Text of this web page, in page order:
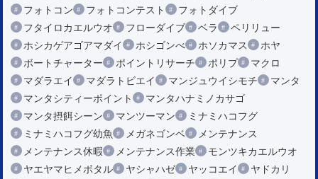
フォトコン
フォトコンテスト
フォトダイブ
フタイロカエルウオ
フローダイブ ベラ
ペリリュー
ホシカゲアゴアマダイ
ホシゴンべ ホソカマス
ホヤ
ボートチャーター
ポイントリサーチ ポリプ
マクロ
マダラエイ
マダラトビエイ マンジュウイシモチ
マンタ
マンタシティーポイント
マンタハナミノカサゴ
マンタ摂餌シーン
マンツーマン
ミナミハコフグ
ミナミハコフグ幼魚
メガネゴンベ
メンテナンス
メンテナンス休暇
メンテナンス作業
モンツキカエルウオ
ヤエヤマヒメボタル
ヤシャハゼ ヤッコエイ
ヤドカリ